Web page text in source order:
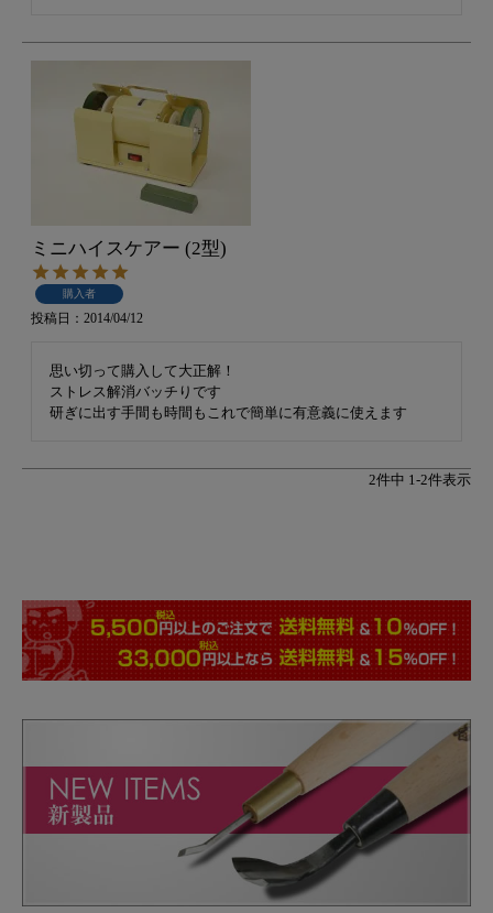
ミニハイスケアー (2型)
購入者
投稿日 2014/04/12
思い切って購入して大正解！
ストレス解消バッチりです
研ぎに出す手間も時間もこれで簡単に有意義に使えます
2件中 1 -2件表示